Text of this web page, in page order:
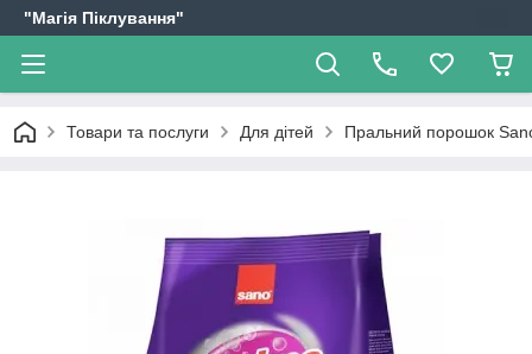
"Магія Піклування"
Товари та послуги Для дітей Пральний порошок